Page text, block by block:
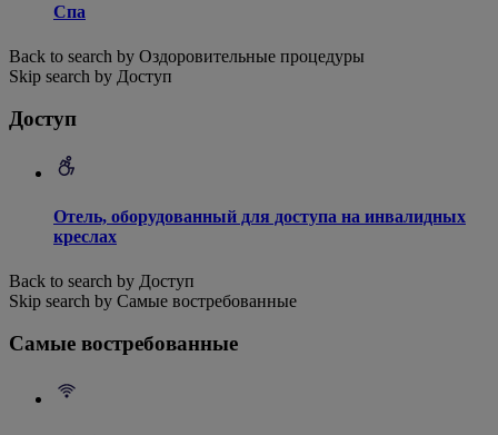
Спа
Back to search by Оздоровительные процедуры
Skip search by Доступ
Доступ
Отель, оборудованный для доступа на инвалидных
креслах
Back to search by Доступ
Skip search by Самые востребованные
Самые востребованные